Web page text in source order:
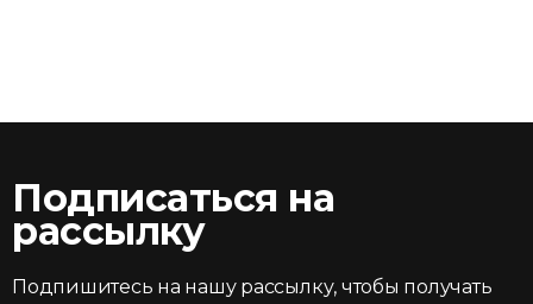
Подписаться на
рассылку
Подпишитесь на нашу рассылку, чтобы получать